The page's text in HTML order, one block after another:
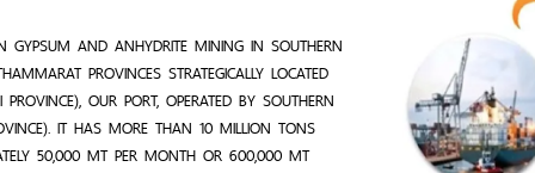
GYPSUM AND ANHYDRITE MINING IN SOUTHERN
PROVINCES STRATEGICALLY LOCATED
OUR PORT, OPERATED BY SOUTHERN
IT HAS MORE THAN 10 MILLION TONS
50,000 MT PER MONTH OR 600,000 MT